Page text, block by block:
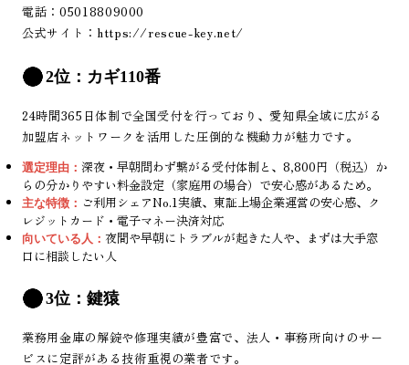
電話：05018809000
公式サイト： https://rescue-key.net/
2位：カギ110番
24時間365日体制で全国受付を行っており、愛知県全域に広がる
加盟店ネットワークを活用した圧倒的な機動力が魅力です。
選定理由： 深夜・早朝問わず繋がる受付体制と、8,800円（税込）か
らの分かりやすい料金設定（家庭用の場合）で安心感があるため。
主な特徴： ご利用シェアNo.1実績、東証上場企業運営の安心感、ク
レジットカード・電子マネー決済対応
向いている人： 夜間や早朝にトラブルが起きた人や、まずは大手窓
口に相談したい人
3位：鍵猿
業務用金庫の解錠や修理実績が豊富で、法人・事務所向けのサー
ビスに定評がある技術重視の業者です。